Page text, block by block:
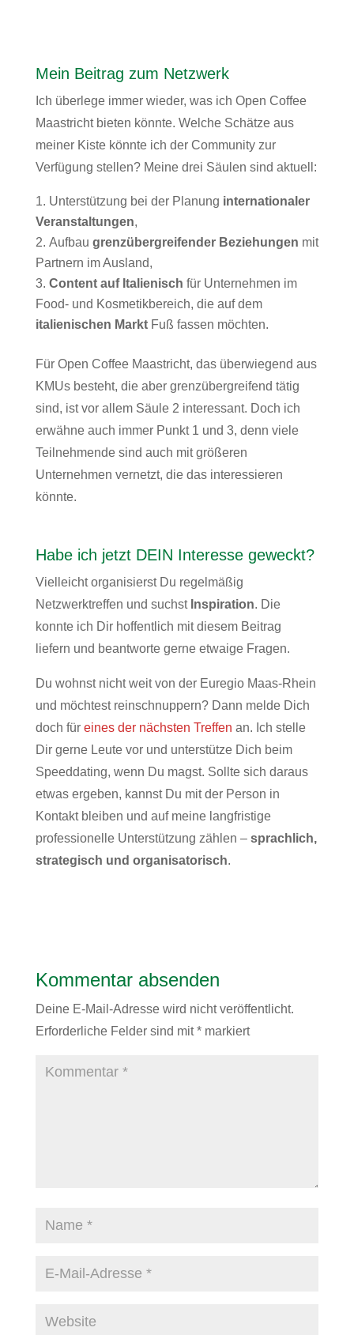
Mein Beitrag zum Netzwerk
Ich überlege immer wieder, was ich Open Coffee
Maastricht bieten könnte. Welche Schätze aus
meiner Kiste könnte ich der Community zur
Verfügung stellen? Meine drei Säulen sind aktuell:
Unterstützung bei der Planung internationaler
Veranstaltungen,
Aufbau grenzübergreifender Beziehungen mit
Partnern im Ausland,
Content auf Italienisch für Unternehmen im
Food- und Kosmetikbereich, die auf dem
italienischen Markt Fuß fassen möchten.
Für Open Coffee Maastricht, das überwiegend aus
KMUs besteht, die aber grenzübergreifend tätig
sind, ist vor allem Säule 2 interessant. Doch ich
erwähne auch immer Punkt 1 und 3, denn viele
Teilnehmende sind auch mit größeren
Unternehmen vernetzt, die das interessieren
könnte.
Habe ich jetzt DEIN Interesse geweckt?
Vielleicht organisierst Du regelmäßig
Netzwerktreffen und suchst Inspiration. Die
konnte ich Dir hoffentlich mit diesem Beitrag
liefern und beantworte gerne etwaige Fragen.
Du wohnst nicht weit von der Euregio Maas-Rhein
und möchtest reinschnuppern? Dann melde Dich
doch für eines der nächsten Treffen an. Ich stelle
Dir gerne Leute vor und unterstütze Dich beim
Speeddating, wenn Du magst. Sollte sich daraus
etwas ergeben, kannst Du mit der Person in
Kontakt bleiben und auf meine langfristige
professionelle Unterstützung zählen – sprachlich,
strategisch und organisatorisch.
Kommentar absenden
Deine E-Mail-Adresse wird nicht veröffentlicht.
Erforderliche Felder sind mit*markiert